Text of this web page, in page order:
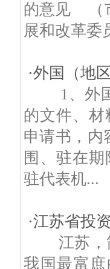
的意见 （
展和改革委
·外国（地
1、外国
的文件、
申请书，内
围、驻在
驻代表机...
·江苏省投
江苏，简
我国最富